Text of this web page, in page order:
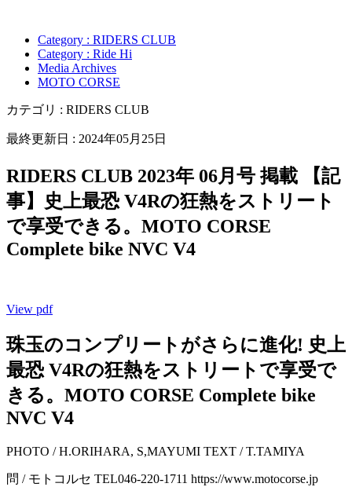
Category : RIDERS CLUB
Category : Ride Hi
Media Archives
MOTO CORSE
カテゴリ : RIDERS CLUB
最終更新日 : 2024年05月25日
RIDERS CLUB 2023年 06月号 掲載 【記
事】史上最恐 V4Rの狂熱をストリート
で享受できる。MOTO CORSE
Complete bike NVC V4
View pdf
珠玉のコンプリートがさらに進化! 史上
最恐 V4Rの狂熱をストリートで享受で
きる。MOTO CORSE Complete bike
NVC V4
PHOTO / H.ORIHARA, S,MAYUMI TEXT / T.TAMIYA
問 / モトコルセ TEL046-220-1711 https://www.motocorse.jp